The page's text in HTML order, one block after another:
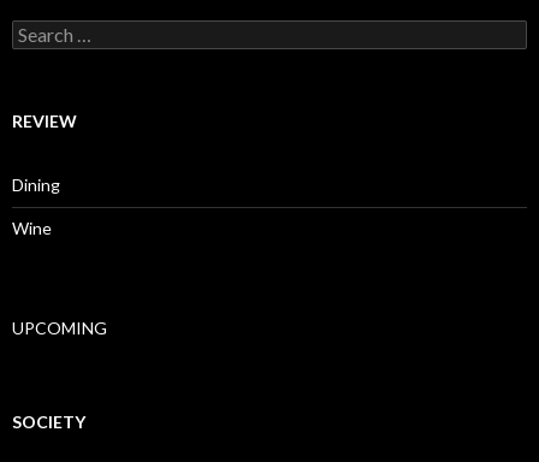
Search for:
REVIEW
Dining
Wine
UPCOMING
SOCIETY